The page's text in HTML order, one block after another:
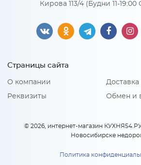
Кирова 113/4 (Будни 11-19:00
Страницы сайта
О компании
Реквизиты
Доставка
Обмен и
© 2026, интернет-магазин
Новосибирске
Политика